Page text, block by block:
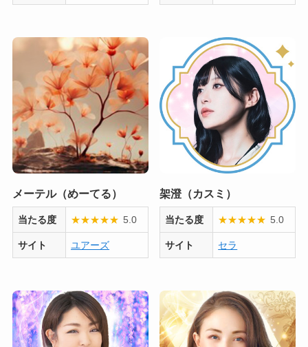
メーテル（めーてる）
当たる度 ★★★★★ 5.0
サイト ユアーズ
架澄（カスミ）
当たる度 ★★★★★ 5.0
サイト セラ